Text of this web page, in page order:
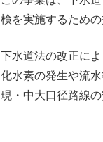
検を実施するため
下水道法の改正に
化水素の発生や流
現・中大口径路線